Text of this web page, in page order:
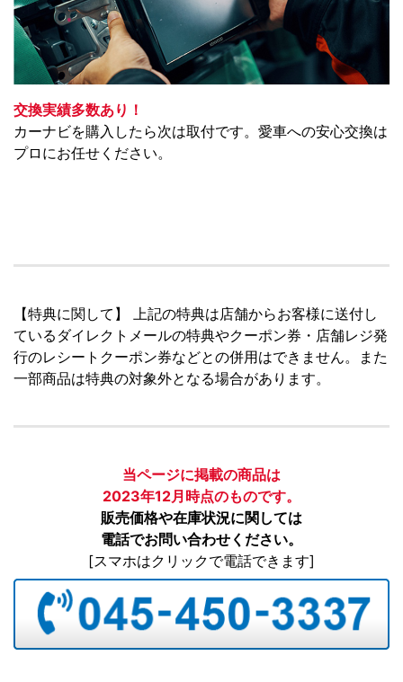
交換実績多数あり！
カーナビを購入したら次は取付です。愛車への安心交換は
プロにお任せください。
【特典に関して】 上記の特典は店舗からお客様に送付し
ているダイレクトメールの特典やクーポン券・店舗レジ発
行のレシートクーポン券などとの併用はできません。また
一部商品は特典の対象外となる場合があります。
当ページに掲載の商品は
2023年12月時点のものです。
販売価格や在庫状況に関しては
電話でお問い合わせください。
[スマホはクリックで電話できます]